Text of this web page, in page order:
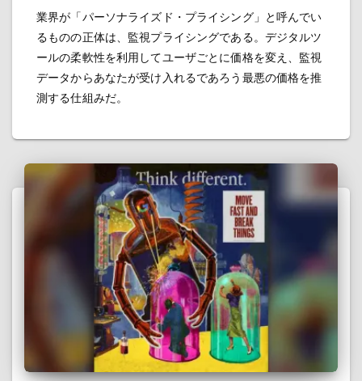
業界が「パーソナライズド・プライシング」と呼んでい
るものの正体は、監視プライシングである。デジタルツ
ールの柔軟性を利用してユーザごとに価格を変え、監視
データからあなたが受け入れるであろう最悪の価格を推
測する仕組みだ。